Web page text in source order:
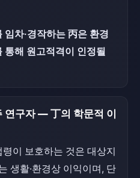
차·경작하는 丙은 환경
통해 원고적격이 인정될
연구자 — 丁의 학문적 이
이 보호하는 것은 대상지
생활·환경상 이익이며, 단